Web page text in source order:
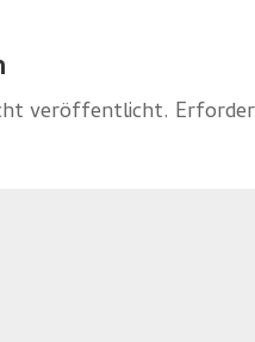
veröffentlicht.